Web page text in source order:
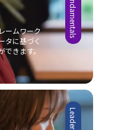
タイルを磨き上げるこ
ーマンス向上に繋がる
織全体での良好な情報
スの現場における成
ることが重要です。ま
に敏感であること、そ
なります。市場は常に
日の成功を保証するも
戦い方においては常
りません。 今後、
技術など最先端技術の
境は一層複雑化すると
動期においては、逆に
が生まれるチャンスも
維持することが可能で
法も、タスクを段階
率的に管理するための
主義に陥らず、自分に
恐れずに挑戦する姿
となります。たとえ
一部と捉え、次回への
キを緩めることができ
僚や上司に適切に協力
務効率の向上にもつな
ームワーク
タに基づく
きます。